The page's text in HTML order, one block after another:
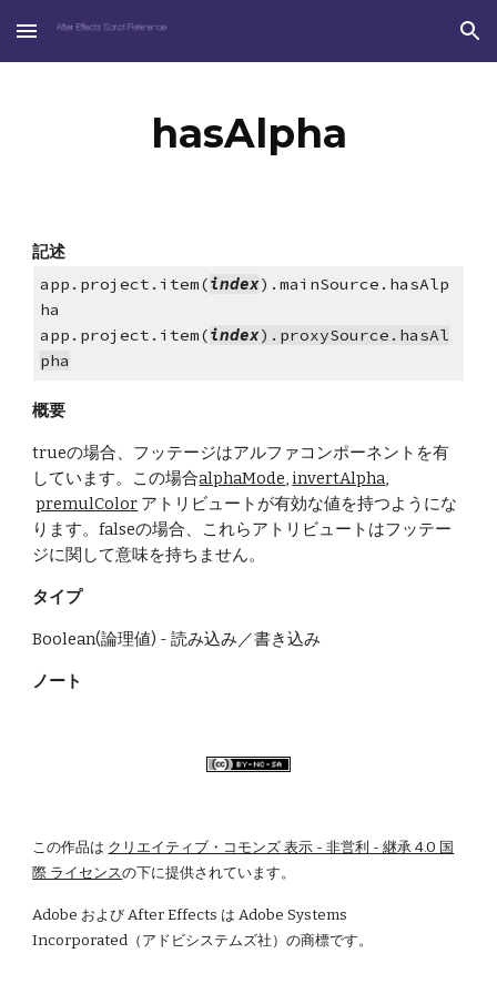
Skip to main content Skip to navigation
hasAlpha
記述
app.project.item(index).mainSource.hasAlp
ha
app.project.item(index).proxySource.hasAl
pha
概要
trueの場合、フッテージはアルファコンポーネントを有
しています。この場合alphaMode, invertAlpha,
premulColor アトリビュートが有効な値を持つようにな
ります。falseの場合、これらアトリビュートはフッテー
ジに関して意味を持ちません。
タイプ
Boolean(論理値) - 読み込み／書き込み
ノート
この作品は クリエイティブ・コモンズ 表示 - 非営利 - 継承 4.0 国
際 ライセンスの下に提供されています。
Adobe および After Effects は Adobe Systems
Incorporated（アドビシステムズ社）の商標です。